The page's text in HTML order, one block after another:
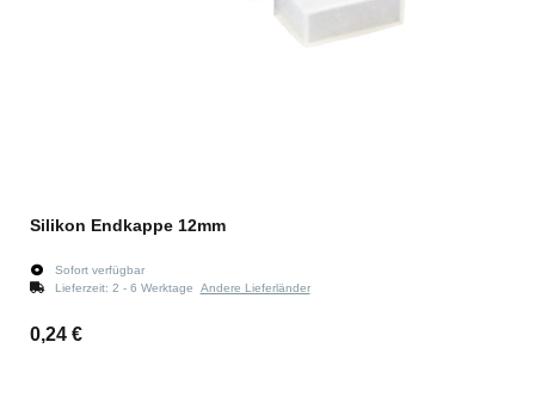
Silikon Endkappe 12mm
Sofort verfügbar
Lieferzeit: 2 - 6 Werktage Andere Lieferländer
0,24 €